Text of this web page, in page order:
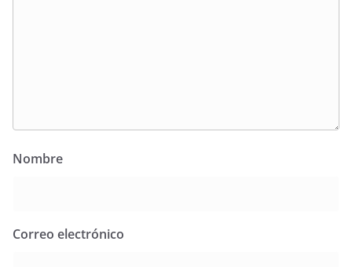
Nombre
Correo electrónico